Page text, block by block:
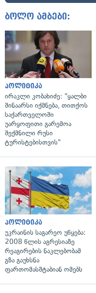
ბოლო ამბები:
პოლიტიკა
ირაკლი კობახიძე: "ყალბი
შინაარსი იქმნება, თითქოს
საქართველოში
უარყოფითი გარემოა
შექმნილი რუსი
ტურისტებისთვის"
პოლიტიკა
უკრაინის საგარეო უწყება:
2008 წლის აგრესიაზე
რეაგირების ნაკლებობამ
გზა გაუხსნა
ფართომასშტაბიან ომებს